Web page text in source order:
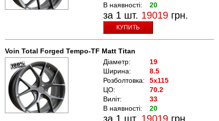
В наявності:
20
за 1 шт. 19019 грн.
КУПИТЬ
Voin Total Forged Tempo-TF Matt Titan
Діаметр:
19
Ширина:
8.5
Розболтовка:
5x115
ЦО:
70.2
Виліт:
33
В наявності:
20
за 1 шт. 19019 грн.